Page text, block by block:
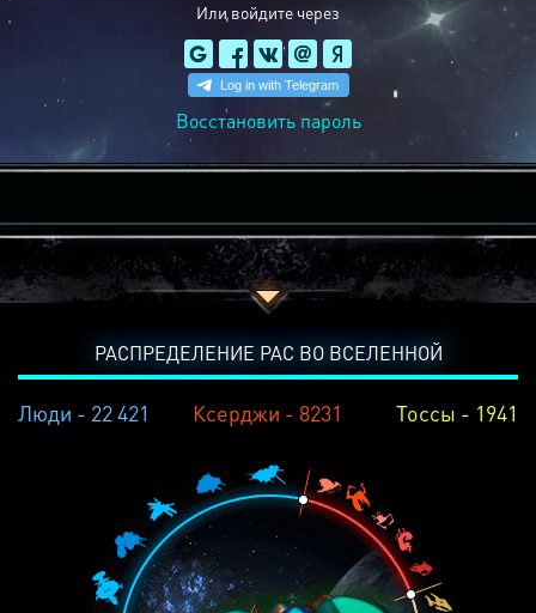
Или войдите через
Восстановить пароль
РАСПРЕДЕЛЕНИЕ РАС ВО ВСЕЛЕННОЙ
Люди - 22 421 Ксерджи - 8231 Тоссы - 1941